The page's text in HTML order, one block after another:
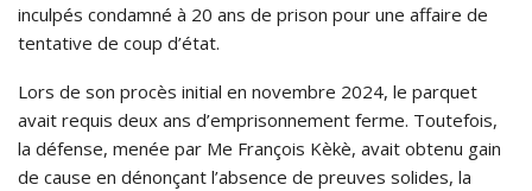
inculpés condamné à 20 ans de prison pour une affaire de
tentative de coup d’état.
Lors de son procès initial en novembre 2024, le parquet
avait requis deux ans d’emprisonnement ferme. Toutefois,
la défense, menée par Me François Kèkè, avait obtenu gain
de cause en dénonçant l’absence de preuves solides, la